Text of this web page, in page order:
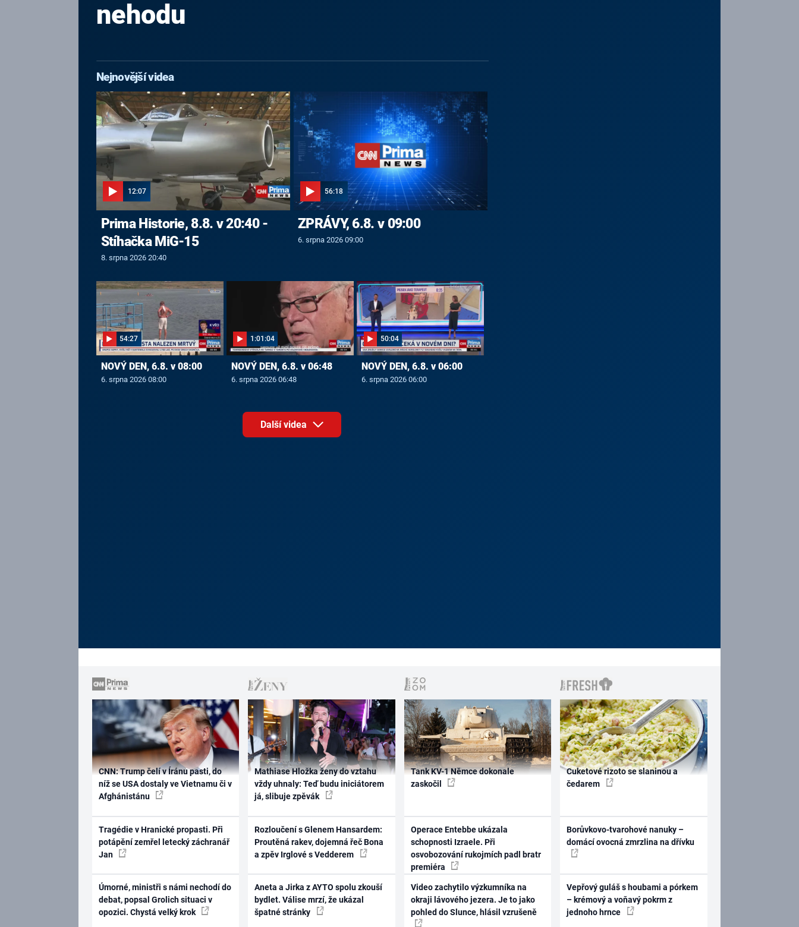
nehodu
Nejnovější videa
12:07
Prima Historie, 8.8. v 20:40 -
Stíhačka MiG-15
8. srpna 2026 20:40
56:18
ZPRÁVY, 6.8. v 09:00
6. srpna 2026 09:00
54:27
NOVÝ DEN, 6.8. v 08:00
6. srpna 2026 08:00
1:01:04
NOVÝ DEN, 6.8. v 06:48
6. srpna 2026 06:48
50:04
NOVÝ DEN, 6.8. v 06:00
6. srpna 2026 06:00
Další videa
CNN: Trump čelí v Íránu pasti, do
níž se USA dostaly ve Vietnamu či v
Afghánistánu
Tragédie v Hranické propasti. Při
potápění zemřel letecký záchranář
Jan
Úmorné, ministři s námi nechodí do
debat, popsal Grolich situaci v
opozici. Chystá velký krok
Mathiase Hložka ženy do vztahu
vždy uhnaly: Teď budu iniciátorem
já, slibuje zpěvák
Rozloučení s Glenem Hansardem:
Proutěná rakev, dojemná řeč Bona
a zpěv Irglové s Vedderem
Aneta a Jirka z AYTO spolu zkouší
bydlet. Válise mrzí, že ukázal
špatné stránky
Tank KV-1 Němce dokonale
zaskočil
Operace Entebbe ukázala
schopnosti Izraele. Při
osvobozování rukojmích padl bratr
premiéra
Video zachytilo výzkumníka na
okraji lávového jezera. Je to jako
pohled do Slunce, hlásil vzrušeně
Cuketové rizoto se slaninou a
čedarem
Borůvkovo-tvarohové nanuky –
domácí ovocná zmrzlina na dřívku
Vepřový guláš s houbami a pórkem
– krémový a voňavý pokrm z
jednoho hrnce